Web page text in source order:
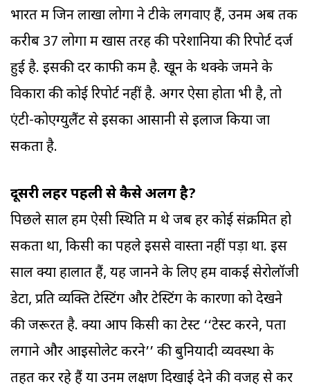
भारत में जिन लाखों लोगों ने टीके लगवाए हैं, उनमें अब तक
करीब 37 लोगों में खास तरह की परेशानियों की रिपोर्ट दर्ज
हुई है. इसकी दर काफी कम है. खून के थक्के जमने के
विकारों की कोई रिपोर्ट नहीं है. अगर ऐसा होता भी है, तो
एंटी-कोएग्युलैंट से इसका आसानी से इलाज किया जा
सकता है.
दूसरी लहर पहली से कैसे अलग है?
पिछले साल हम ऐसी स्थिति में थे जब हर कोई संक्रमित हो
सकता था, किसी का पहले इससे वास्ता नहीं पड़ा था. इस
साल क्या हालात हैं, यह जानने के लिए हमें वाकई सेरोलॉजी
डेटा, प्रति व्यक्ति टेस्टिंग और टेस्टिंग के कारणों को देखने
की जरूरत है. क्या आप किसी का टेस्ट ‘‘टेस्ट करने, पता
लगाने और आइसोलेट करने’’ की बुनियादी व्यवस्था के
तहत कर रहे हैं या उनमें लक्षण दिखाई देने की वजह से कर